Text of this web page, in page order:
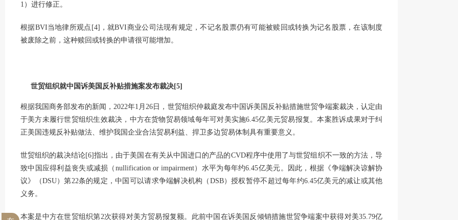
1）进行修正。
根据BVI当地律所观点 [4] ，就BVI商业公司法现有规定，不记名股票仍有可能被赎回或转换为记名股票，在该制度
被废除之前，这种赎回或转换的申请很可能增加。
世贸组织就中国诉美国反补贴措施案发布裁决[5]
根据我国商务部发布的新闻，2022年1月26日，世贸组织仲裁庭发布中国诉美国反补贴措施世贸争端案裁决，认定由
于美方未履行世贸组织生效裁决，中方在货物贸易领域每年可对美实施6.45亿美元贸易报复。本案胜诉成果对于纠
正美国违规反补贴做法、维护我国企业合法贸易利益、捍卫多边贸易体制具有重要意义。
世贸组织的裁决结论[6]指出，由于美国在有关从中国进口的产品的CVD程序中使用了与世贸组织不一致的方法，导
致中国应得利益丧失或减损（nullification or impairment）水平为每年约6.45亿美元。因此，根据《争端解决谅解协
议》（DSU）第22条的规定，中国可以请求争端解决机构（DSB）授权暂停不超过每年约6.45亿美元的减让或其他
义务。
本案是中方在世贸组织第2次获得对美方贸易报复额。此前中国在诉美国反倾销措施世贸争端案中获得对美35.79亿